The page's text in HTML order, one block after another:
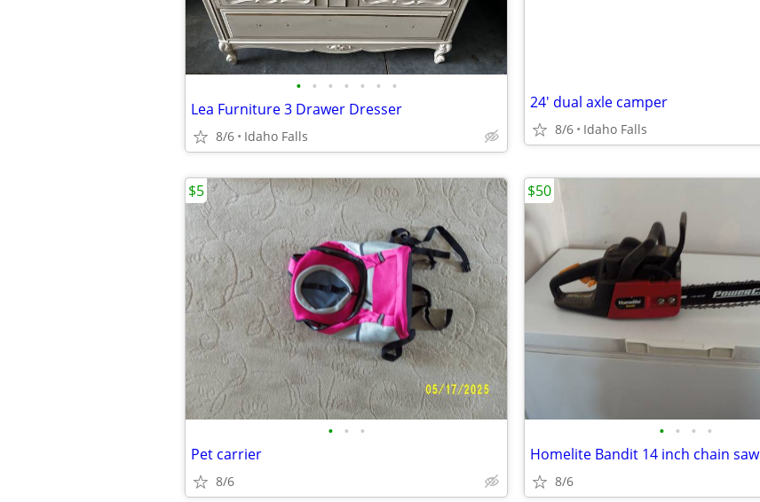
• • • • • • •
Lea Furniture 3 Drawer Dresser
8/6 Idaho Falls
24' dual axle camper
8/6 Idaho Falls
• • •
Pet carrier
8/6
$5
• • • •
Homelite Bandit 14 inch chain saw
8/6
$50